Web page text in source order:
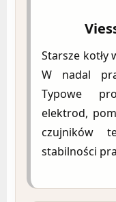
Starsze kotły
W nadal
Typowe
elektrod,
czujników
stabilności